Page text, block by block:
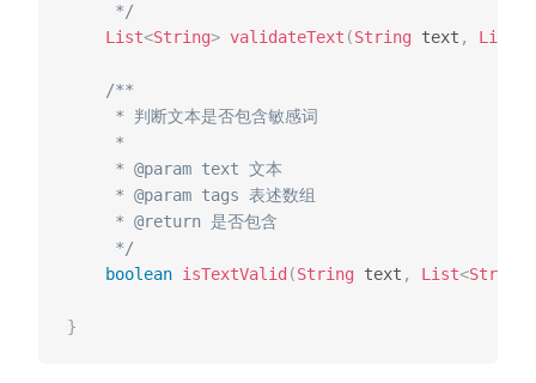
     */
List<String> validateText (String text , List
/**
     * 判断文本是否包含敏感词
     *
     * @param text 文本
     * @param tags 表述数组
     * @return 是否包含
     */
boolean isTextValid (String text , List<String
}